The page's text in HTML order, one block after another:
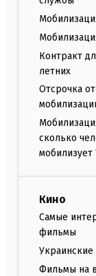
Контракт
летних
Отсрочка от
сколько
Кино
Самые
фильмы
Фильмы на